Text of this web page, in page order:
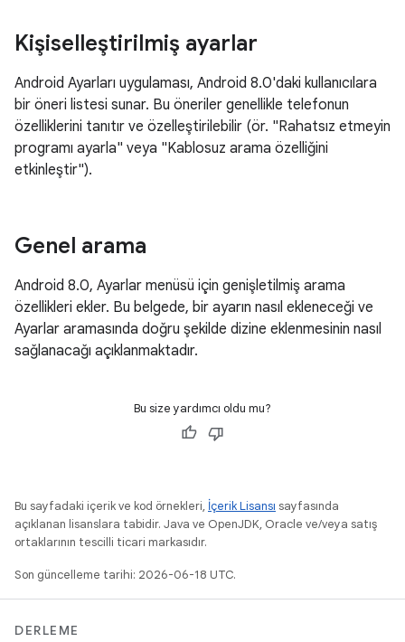
Kişiselleştirilmiş ayarlar
Android Ayarları uygulaması, Android 8.0'daki kullanıcılara
bir öneri listesi sunar. Bu öneriler genellikle telefonun
özelliklerini tanıtır ve özelleştirilebilir (ör. "Rahatsız etmeyin
programı ayarla" veya "Kablosuz arama özelliğini
etkinleştir").
Genel arama
Android 8.0, Ayarlar menüsü için genişletilmiş arama
özellikleri ekler. Bu belgede, bir ayarın nasıl ekleneceği ve
Ayarlar aramasında doğru şekilde dizine eklenmesinin nasıl
sağlanacağı açıklanmaktadır.
Bu size yardımcı oldu mu?
Bu sayfadaki içerik ve kod örnekleri, İçerik Lisansı sayfasında
açıklanan lisanslara tabidir. Java ve OpenJDK, Oracle ve/veya satış
ortaklarının tescilli ticari markasıdır.
Son güncelleme tarihi: 2026-06-18 UTC.
DERLEME